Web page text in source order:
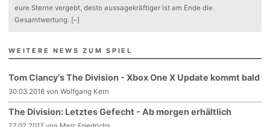
eure Sterne vergebt, desto aussagekräftiger ist am Ende die
Gesamtwertung. [–]
WEITERE NEWS ZUM SPIEL
Tom Clancy's The Division - Xbox One X Update kommt bald
30.03.2018 von Wolfgang Kern
The Division: Letztes Gefecht - Ab morgen erhältlich